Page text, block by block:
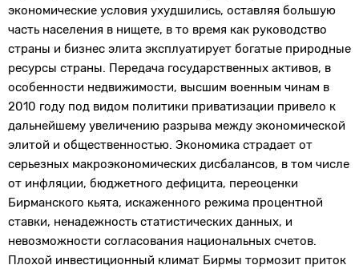
экономические условия ухудшились, оставляя большую
часть населения в нищете, в то время как руководство
страны и бизнес элита эксплуатирует богатые природные
ресурсы страны. Передача государственных активов, в
особенности недвижимости, высшим военным чинам в
2010 году под видом политики приватизации привело к
дальнейшему увеличению разрыва между экономической
элитой и общественностью. Экономика страдает от
серьезных макроэкономических дисбалансов, в том числе
от инфляции, бюджетного дефицита, переоценки
Бирманского кьята, искаженного режима процентной
ставки, ненадежность статистических данных, и
невозможности согласования национальных счетов.
Плохой инвестиционный климат Бирмы тормозит приток